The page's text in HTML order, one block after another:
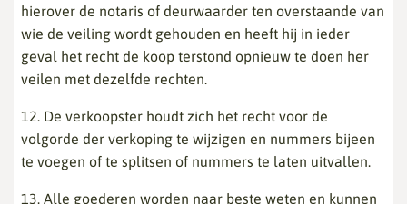
hierover de notaris of deurwaarder ten overstaande van
wie de veiling wordt gehouden en heeft hij in ieder
geval het recht de koop terstond opnieuw te doen her
veilen met dezelfde rechten.
12. De verkoopster houdt zich het recht voor de
volgorde der verkoping te wijzigen en nummers bijeen
te voegen of te splitsen of nummers te laten uitvallen.
13. Alle goederen worden naar beste weten en kunnen